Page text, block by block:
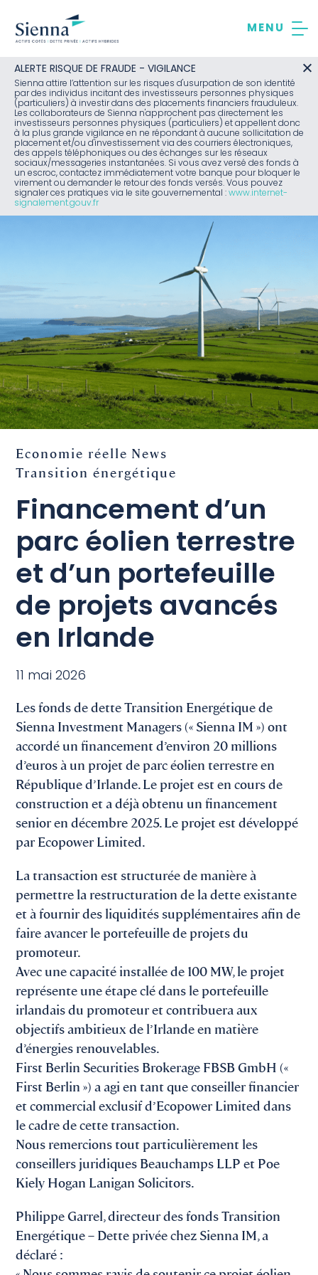
contenu
ALERTE RISQUE DE FRAUDE - VIGILANCE
Sienna attire l’attention sur les risques d'usurpation de son identité
par des individus incitant des investisseurs personnes physiques
(particuliers) à investir dans des placements financiers frauduleux.
Les collaborateurs de Sienna n'approchent pas directement les
investisseurs personnes physiques (particuliers) et appellent donc
à la plus grande vigilance en ne répondant à aucune sollicitation de
placement et/ou d'investissement via des courriers électroniques,
des appels téléphoniques ou des échanges sur les réseaux
sociaux/messageries instantanées. Si vous avez versé des fonds à
un escroc, contactez immédiatement votre banque pour bloquer le
virement ou demander le retour des fonds versés. Vous pouvez
signaler ces pratiques via le site gouvernemental : www.internet-
signalement.gouv.fr
Economie réelle News
Transition énergétique
Financement d’un
parc éolien terrestre
et d’un portefeuille
de projets avancés
en Irlande
11 mai 2026
Les fonds de dette Transition Energétique de
Sienna Investment Managers (« Sienna IM ») ont
accordé un financement d’environ 20 millions
d’euros à un projet de parc éolien terrestre en
République d’Irlande. Le projet est en cours de
construction et a déjà obtenu un financement
senior en décembre 2025. Le projet est développé
par Ecopower Limited.
La transaction est structurée de manière à
permettre la restructuration de la dette existante
et à fournir des liquidités supplémentaires afin de
faire avancer le portefeuille de projets du
promoteur.
Avec une capacité installée de 100 MW, le projet
représente une étape clé dans le portefeuille
irlandais du promoteur et contribuera aux
objectifs ambitieux de l’Irlande en matière
d’énergies renouvelables.
First Berlin Securities Brokerage FBSB GmbH («
First Berlin ») a agi en tant que conseiller financier
et commercial exclusif d’Ecopower Limited dans
le cadre de cette transaction.
Nous remercions tout particulièrement les
conseillers juridiques Beauchamps LLP et Poe
Kiely Hogan Lanigan Solicitors.
Philippe Garrel, directeur des fonds Transition
Energétique – Dette privée chez Sienna IM, a
déclaré :